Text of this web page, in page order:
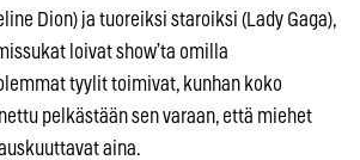
Dion) ja tuoreiksi staroiksi (Lady Gaga),
loivat show’ta omilla
tyylit toimivat, kunhan koko
pelkästään sen varaan, että miehet
aina.